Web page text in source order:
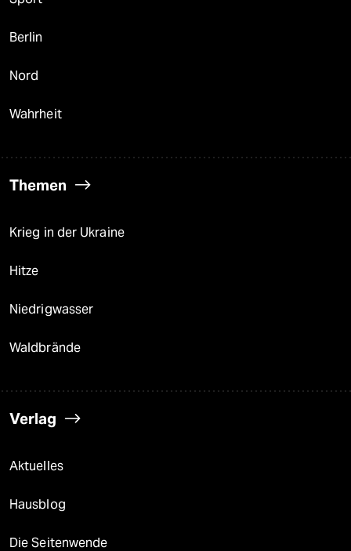
Berlin
Nord
Wahrheit
Themen
Krieg in der Ukraine
Hitze
Niedrigwasser
Waldbrände
Verlag
Aktuelles
Hausblog
Die Seitenwende